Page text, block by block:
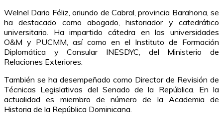
Welnel Dario Féliz, oriundo de Cabral, provincia Barahona, se
ha destacado como abogado, historiador y catedrático
universitario. Ha impartido cátedra en las universidades
O&M y PUCMM, así como en el Instituto de Formación
Diplomática y Consular INESDYC, del Ministerio de
Relaciones Exteriores.
También se ha desempeñado como Director de Revisión de
Técnicas Legislativas del Senado de la República. En la
actualidad es miembro de número de la Academia de
Historia de la República Dominicana.